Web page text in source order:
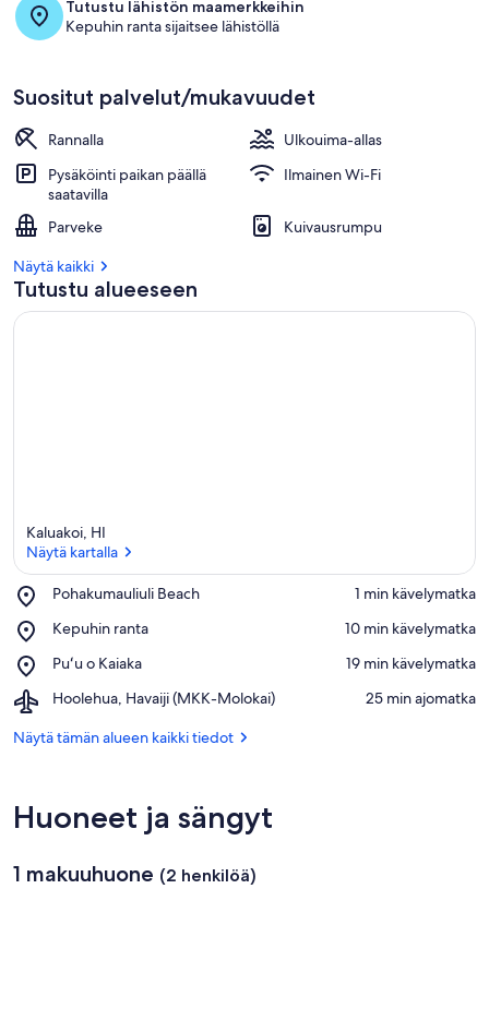
Tutustu lähistön maamerkkeihin
Kepuhin ranta sijaitsee lähistöllä
Suositut palvelut/mukavuudet
Rannalla
Ulkouima-allas
Pysäköinti paikan päällä
saatavilla
Ilmainen Wi-Fi
Parveke
Kuivausrumpu
Näytä kaikki
Tutustu alueeseen
Kaluakoi, HI
Näytä kartalla
Pohakumauliuli Beach
Place,
Beach
‪1 min kävelymatka‬
Kepuhin ranta
Place,
ranta
‪10 min kävelymatka‬
Puʻu o Kaiaka
Place,
o
‪19 min kävelymatka‬
Hoolehua, Havaiji (MKK-Molokai)
Airport,
Havaiji
‪25 min ajomatka‬
Näytä tämän alueen kaikki tiedot
Huoneet ja sängyt
1 makuuhuone (2 henkilöä)